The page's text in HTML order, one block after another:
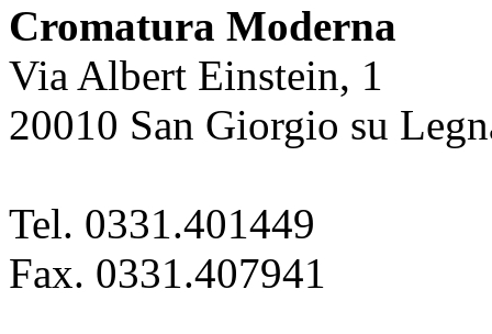
Cromatura Moderna
Via Albert Einstein, 1
20010 San Giorgio su
Tel. 0331.401449
Fax. 0331.407941